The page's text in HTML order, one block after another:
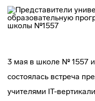
3 мая в школе № 1557
состоялась встреча
учителями IT-